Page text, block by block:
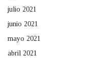
julio 2021
junio 2021
mayo 2021
abril 2021